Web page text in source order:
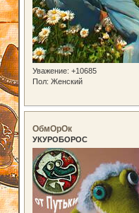
Уважение: +10685
Пол: Женский
ОбмОрОк
УКУРОБОРОС